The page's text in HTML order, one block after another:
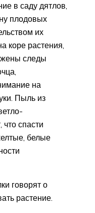
в саду дятлов,
плодовых
их
коре растения,
следы
на
Пыль из
что спасти
белые
говорят о
растение.